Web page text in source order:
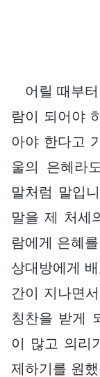
어릴 때부
람이 되어야
아야 한다고
울의 은혜라
말처럼 말입
말을 제 처세
람에게 은혜
상대방에게
간이 지나면
칭찬을 받게
이 많고 의리
제하기를 원